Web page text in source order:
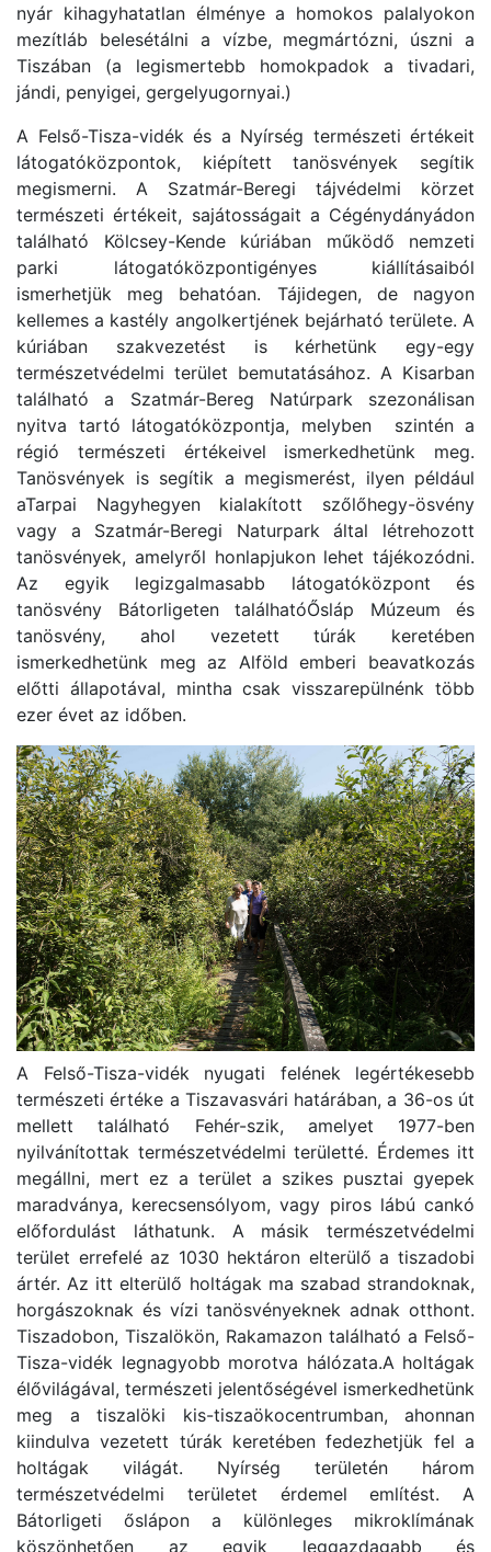
nyár kihagyhatatlan élménye a homokos palalyokon
mezítláb belesétálni a vízbe, megmártózni, úszni a
Tiszában (a legismertebb homokpadok a tivadari,
jándi, penyigei, gergelyugornyai.)
A Felső-Tisza-vidék és a Nyírség természeti értékeit
látogatóközpontok, kiépített tanösvények segítik
megismerni. A Szatmár-Beregi tájvédelmi körzet
természeti értékeit, sajátosságait a Cégénydányádon
található Kölcsey-Kende kúriában működő nemzeti
parki látogatóközpontigényes kiállításaiból
ismerhetjük meg behatóan. Tájidegen, de nagyon
kellemes a kastély angolkertjének bejárható területe. A
kúriában szakvezetést is kérhetünk egy-egy
természetvédelmi terület bemutatásához. A Kisarban
található a Szatmár-Bereg Natúrpark szezonálisan
nyitva tartó látogatóközpontja, melyben szintén a
régió természeti értékeivel ismerkedhetünk meg.
Tanösvények is segítik a megismerést, ilyen például
aTarpai Nagyhegyen kialakított szőlőhegy-ösvény
vagy a Szatmár-Beregi Naturpark által létrehozott
tanösvények, amelyről honlapjukon lehet tájékozódni.
Az egyik legizgalmasabb látogatóközpont és
tanösvény Bátorligeten találhatóŐsláp Múzeum és
tanösvény, ahol vezetett túrák keretében
ismerkedhetünk meg az Alföld emberi beavatkozás
előtti állapotával, mintha csak visszarepülnénk több
ezer évet az időben.
A Felső-Tisza-vidék nyugati felének legértékesebb
természeti értéke a Tiszavasvári határában, a 36-os út
mellett található Fehér-szik, amelyet 1977-ben
nyilvánítottak természetvédelmi területté. Érdemes itt
megállni, mert ez a terület a szikes pusztai gyepek
maradványa, kerecsensólyom, vagy piros lábú cankó
előfordulást láthatunk. A másik természetvédelmi
terület errefelé az 1030 hektáron elterülő a tiszadobi
ártér. Az itt elterülő holtágak ma szabad strandoknak,
horgászoknak és vízi tanösvényeknek adnak otthont.
Tiszadobon, Tiszalökön, Rakamazon található a Felső-
Tisza-vidék legnagyobb morotva hálózata.A holtágak
élővilágával, természeti jelentőségével ismerkedhetünk
meg a tiszalöki kis-tiszaökocentrumban, ahonnan
kiindulva vezetett túrák keretében fedezhetjük fel a
holtágak világát. Nyírség területén három
természetvédelmi területet érdemel említést. A
Bátorligeti őslápon a különleges mikroklímának
köszönhetően az egyik leggazdagabb és